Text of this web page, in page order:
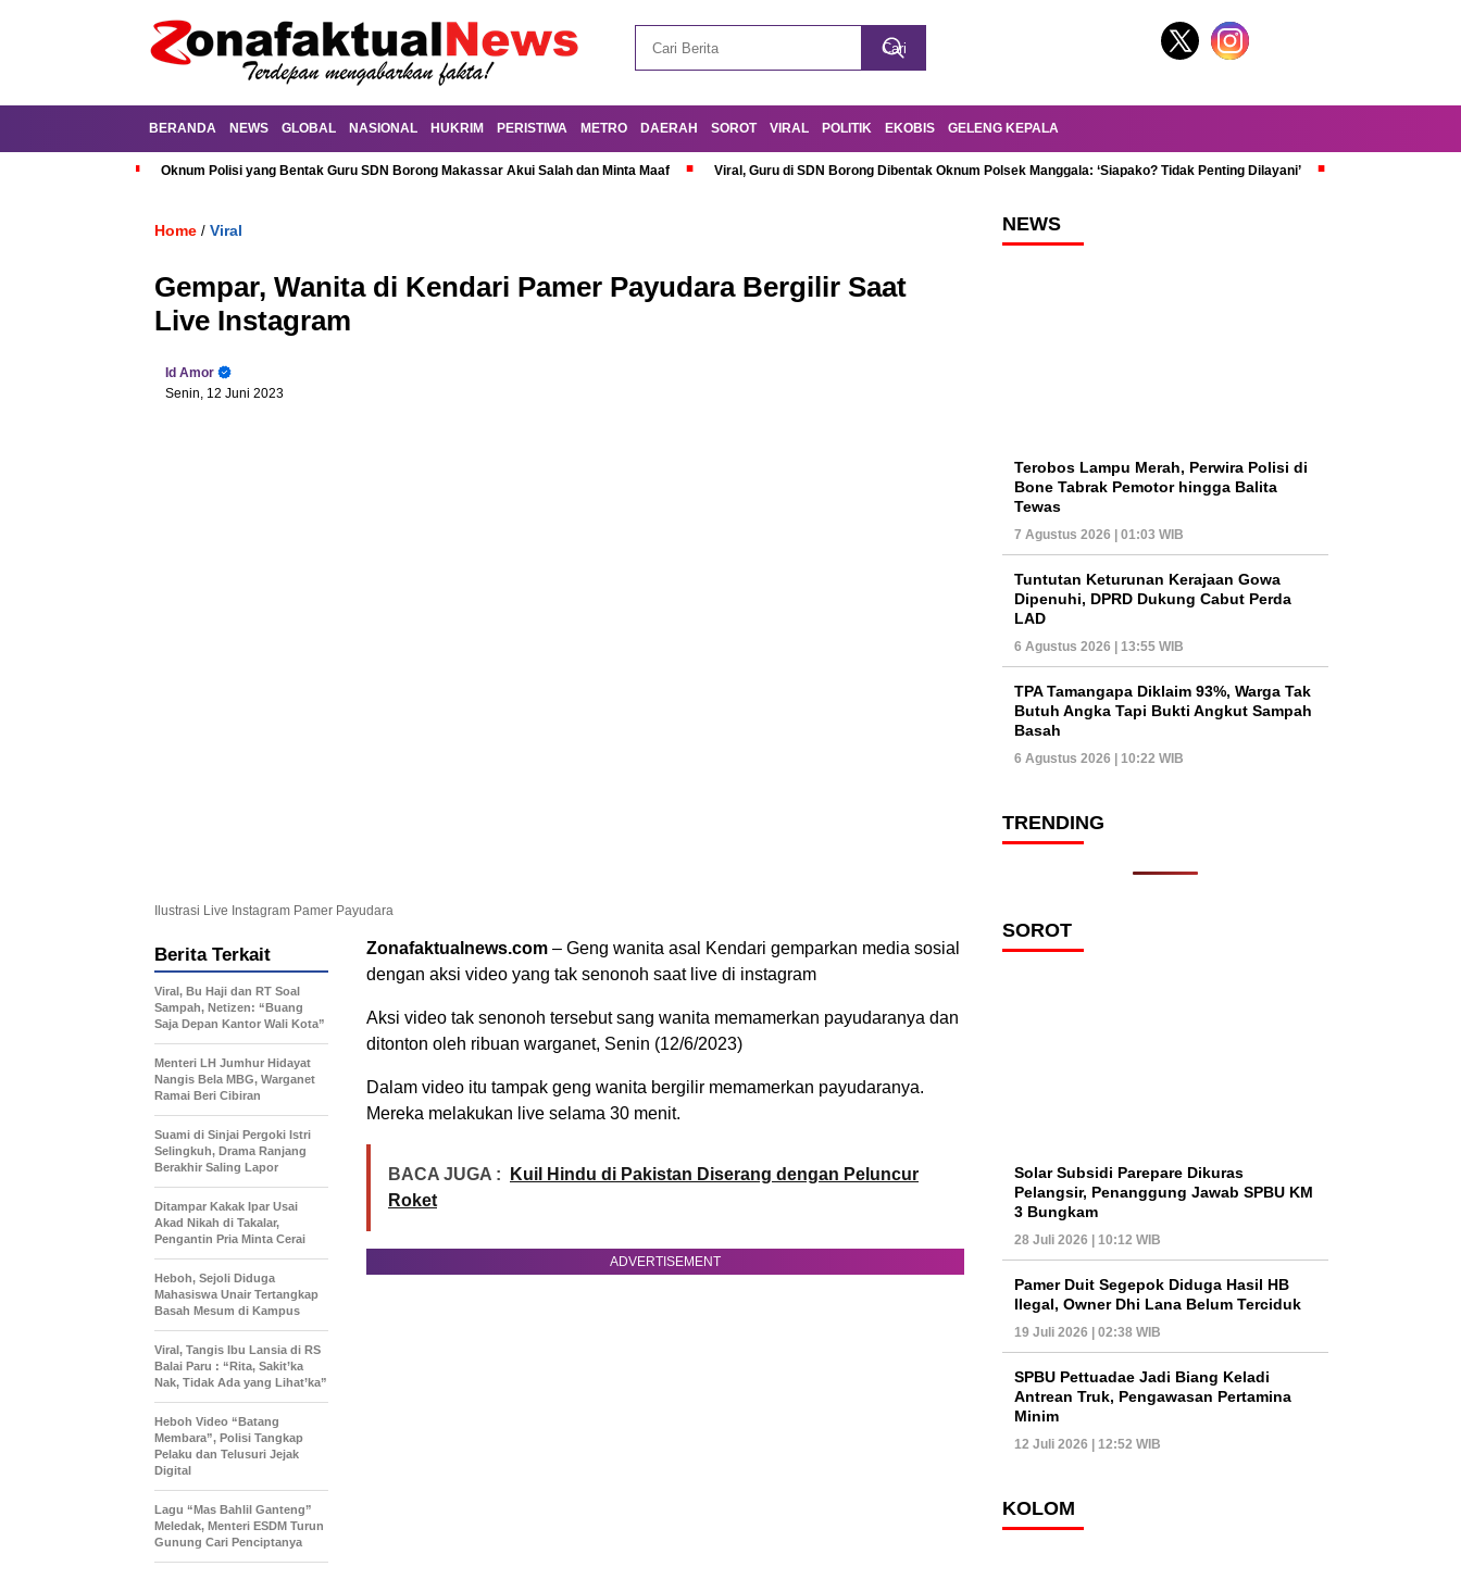
BERANDA NEWS GLOBAL NASIONAL HUKRIM PERISTIWA METRO DAERAH SOROT VIRAL POLITIK EKOBIS GELENG KEPALA
Oknum Polisi yang Bentak Guru SDN Borong Makassar Akui Salah dan Minta Maaf Viral, Guru di SDN Borong Dibentak Oknum Polsek Manggala: ‘Siapako? Tidak Penting Dilayani’
Home / Viral
Gempar, Wanita di Kendari Pamer Payudara Bergilir Saat
Live Instagram
Id Amor
Senin, 12 Juni 2023
Ilustrasi Live Instagram Pamer Payudara
Zonafaktualnews.com – Geng wanita asal Kendari gemparkan media sosial
dengan aksi video yang tak senonoh saat live di instagram
Aksi video tak senonoh tersebut sang wanita memamerkan payudaranya dan
ditonton oleh ribuan warganet, Senin (12/6/2023)
Dalam video itu tampak geng wanita bergilir memamerkan payudaranya.
Mereka melakukan live selama 30 menit.
BACA JUGA :
Kuil Hindu di Pakistan Diserang dengan Peluncur
Roket
ADVERTISEMENT
Berita Terkait
Viral, Bu Haji dan RT Soal
Sampah, Netizen: “Buang
Saja Depan Kantor Wali Kota”
Menteri LH Jumhur Hidayat
Nangis Bela MBG, Warganet
Ramai Beri Cibiran
Suami di Sinjai Pergoki Istri
Selingkuh, Drama Ranjang
Berakhir Saling Lapor
Ditampar Kakak Ipar Usai
Akad Nikah di Takalar,
Pengantin Pria Minta Cerai
Heboh, Sejoli Diduga
Mahasiswa Unair Tertangkap
Basah Mesum di Kampus
Viral, Tangis Ibu Lansia di RS
Balai Paru : “Rita, Sakit’ka
Nak, Tidak Ada yang Lihat’ka”
Heboh Video “Batang
Membara”, Polisi Tangkap
Pelaku dan Telusuri Jejak
Digital
Lagu “Mas Bahlil Ganteng”
Meledak, Menteri ESDM Turun
Gunung Cari Penciptanya
NEWS
Terobos Lampu Merah, Perwira Polisi di
Bone Tabrak Pemotor hingga Balita
Tewas
7 Agustus 2026 | 01:03 WIB
Tuntutan Keturunan Kerajaan Gowa
Dipenuhi, DPRD Dukung Cabut Perda
LAD
6 Agustus 2026 | 13:55 WIB
TPA Tamangapa Diklaim 93%, Warga Tak
Butuh Angka Tapi Bukti Angkut Sampah
Basah
6 Agustus 2026 | 10:22 WIB
TRENDING
SOROT
Solar Subsidi Parepare Dikuras
Pelangsir, Penanggung Jawab SPBU KM
3 Bungkam
28 Juli 2026 | 10:12 WIB
Pamer Duit Segepok Diduga Hasil HB
Ilegal, Owner Dhi Lana Belum Terciduk
19 Juli 2026 | 02:38 WIB
SPBU Pettuadae Jadi Biang Keladi
Antrean Truk, Pengawasan Pertamina
Minim
12 Juli 2026 | 12:52 WIB
KOLOM